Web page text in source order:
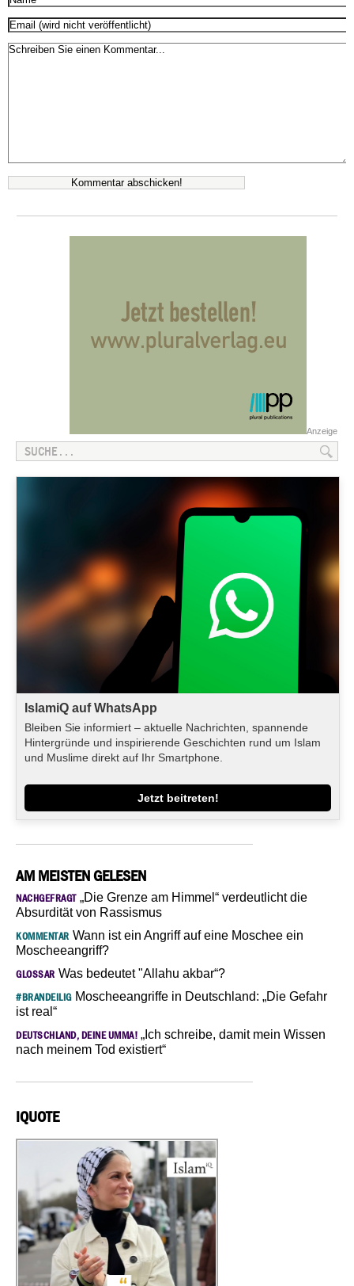
Anzeige
IslamiQ auf WhatsApp
Bleiben Sie informiert – aktuelle Nachrichten, spannende
Hintergründe und inspirierende Geschichten rund um Islam
und Muslime direkt auf Ihr Smartphone.
Jetzt beitreten!
AM MEISTEN GELESEN
NACHGEFRAGT„Die Grenze am Himmel“ verdeutlicht die
Absurdität von Rassismus
KOMMENTAR Wann ist ein Angriff auf eine Moschee ein
Moscheeangriff?
GLOSSAR Was bedeutet "Allahu akbar“?
#BRANDEILIGMoscheeangriffe in Deutschland: „Die Gefahr
ist real“
DEUTSCHLAND, DEINE UMMA! „Ich schreibe, damit mein Wissen
nach meinem Tod existiert“
IQUOTE